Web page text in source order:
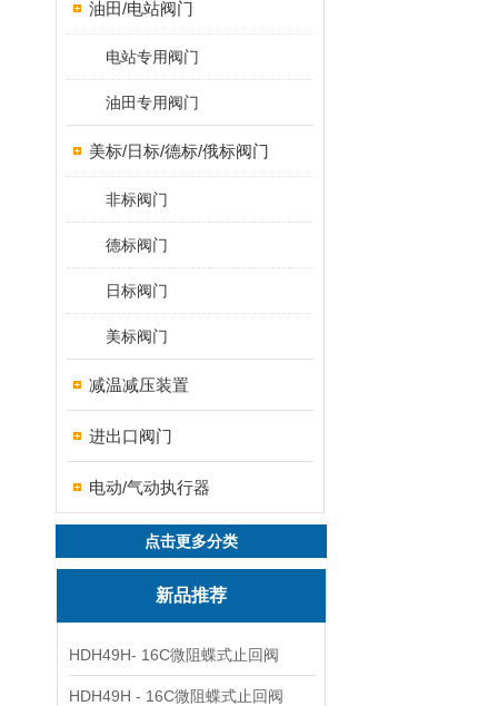
油田/电站阀门
电站专用阀门
油田专用阀门
美标/日标/德标/俄标阀门
非标阀门
德标阀门
日标阀门
美标阀门
减温减压装置
进出口阀门
电动/气动执行器
点击更多分类
新品推荐
HDH49H- 16C微阻蝶式止回阀
HDH49H - 16C微阻蝶式止回阀